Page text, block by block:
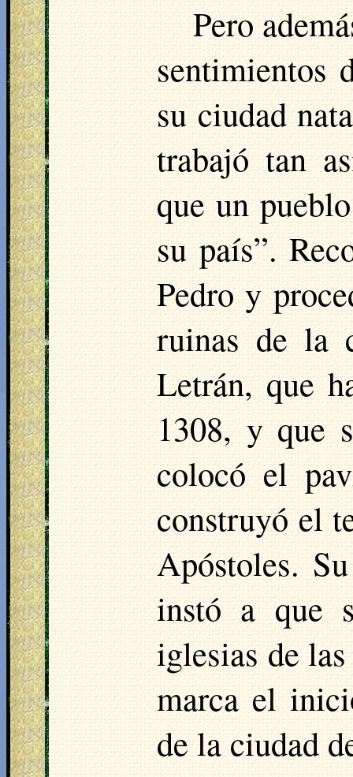
Pero
sentimientos
su ciudad
trabajó tan
que un
su país”.
Pedro y
ruinas de la
Letrán, que
1308, y que
colocó el
construyó el
Apóstoles.
instó a que
iglesias de
marca el
de la ciudad